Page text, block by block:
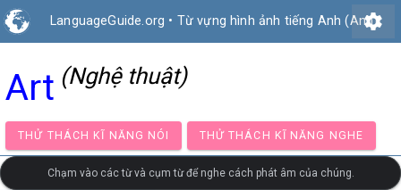
LanguageGuide.org • Từ vựng hình ảnh tiếng Anh (Anh)
settings
Art (Nghệ thuật)
THỬ THÁCH KĨ NĂNG NÓI THỬ THÁCH KĨ NĂNG
Chạm vào các từ và cụm từ để nghe cách phát âm của chúng.